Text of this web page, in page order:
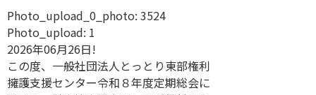
Photo_upload_0_photo: 3524
Photo_upload: 1
2026年06月26日!
この度、一般社団法人とっとり東部権利
擁護支援センター令和８年度定期総会に